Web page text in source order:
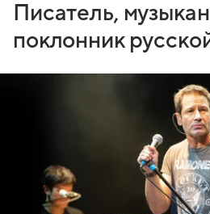
Писатель,
поклонник